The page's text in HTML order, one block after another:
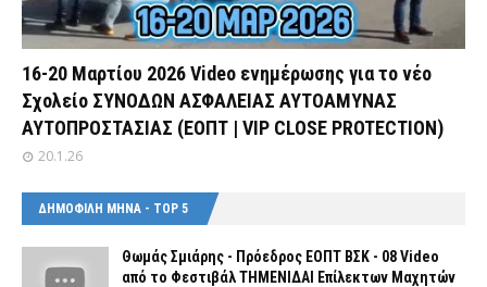
16-20 Μαρτίου 2026 Video ενημέρωσης για το νέο
Σχολείο ΣΥΝΟΔΩΝ ΑΣΦΑΛΕΙΑΣ ΑΥΤΟΑΜΥΝΑΣ
ΑΥΤΟΠΡΟΣΤΑΣΙΑΣ (ΕΟΠΤ | VIP CLOSE PROTECTION)
20.1.26
ΔΗΜΟΦΙΛΗ ΜΗΝΑ - TOP 5
Θωμάς Σμιάρης - Πρόεδρος ΕΟΠΤ ΒΣΚ - 08 Video
από το Φεστιβάλ ΤΗΜΕΝΙΔΑΙ Επίλεκτων Μαχητών